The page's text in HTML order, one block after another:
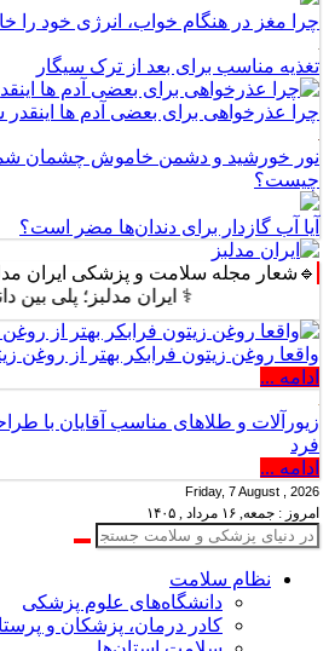
چرا مغز در هنگام خواب، انرژی خود را
تغذیه مناسب برای بعد از ترک سیگار
چرا عذرخواهی برای بعضی آدم ها
نور خورشید و دشمن خاموش چشمان
چیست؟
آیا آب گازدار برای دندان‌ها مضر است؟
🔹شعار مجله سلامت و پزشکی ایران
⚕️ ایران مدلبز؛ پلی بین دانش
واقعا روغن زیتون فرابکر بهتر از
ادامه ...
زیورآلات و طلاهای مناسب آقایان با
فرد
ادامه ...
Friday, 7 August , 2026
امروز : جمعه, ۱۶ مرداد , ۱۴۰۵
نظام سلامت
دانشگاه‌های علوم پزشکی
کادر درمان، پزشکان و